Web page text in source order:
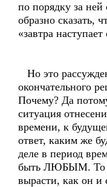
по порядку за
образно сказать,
«завтра наступает
Но это
окончательного
Почему? Да
ситуация
времени, к
ответ, каким же
деле в период
быть ЛЮБЫМ. То
вырасти, как он и